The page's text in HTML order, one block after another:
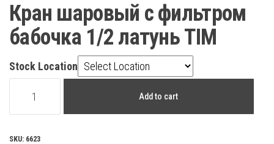
Кран шаровый с фильтром
бабочка 1/2 латунь TIM
Stock Location
шаровый
фильтром
Add to cart
SKU: 6623